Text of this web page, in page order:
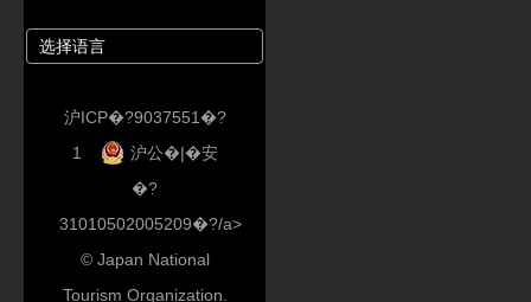
沪ICP�?9037551�?
1
沪公�|�安
�?
31010502005209�?/a>
© Japan National
Tourism Organization.